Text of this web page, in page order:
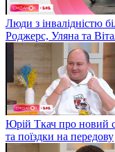
Люди з інвалідністю
Роджерс, Уляна та
Юрій Ткач про новий
та поїздки на передову